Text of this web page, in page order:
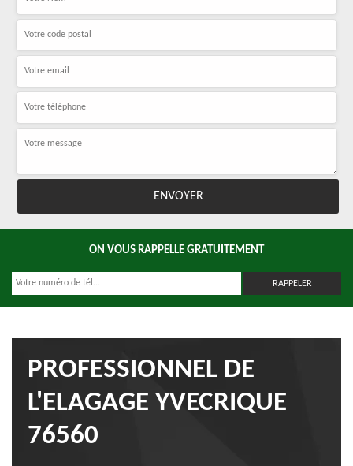
ON VOUS RAPPELLE GRATUITEMENT
PROFESSIONNEL DE
L'ELAGAGE YVECRIQUE
76560